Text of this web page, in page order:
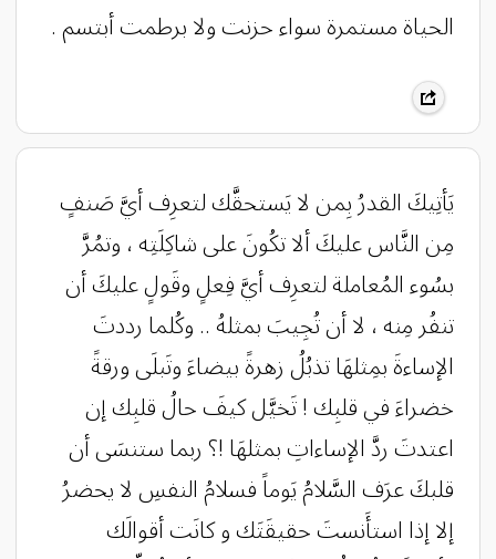
الحياة مستمرة سواء حزنت ولا برطمت أبتسم .
يَأتِيكَ القدرُ بِمن لا يَستحقَّك لتعرِف أيَّ صَنفٍ
مِن النَّاس عليكَ ألا تكُونَ على شاكِلَتِه ، وتمُرَّ
بسُوء المُعاملة لتعرِف أيَّ فِعلٍ وقَولٍ عليكَ أن
تنفُر مِنه ، لا أن تُجِيبَ بمثلهُ .. وكُلما رددتَ
الإساءةَ بمِثلهَا تذبُلُ زهرةً بيضاءَ وتَبلَى ورقةً
خضراءَ في قلبِك ! تَخيَّل كيفَ حالُ قلبِك إن
اعتدتَ ردَّ الإساءاتِ بمثلهَا !؟ ربما ستنسَى أن
قلبكَ عرَف السَّلامُ يَوماً فسلامُ النفسِ لا يحضرُ
إلا إذا استأَنستَ حقيقَتَك و كانَت أقوالَك